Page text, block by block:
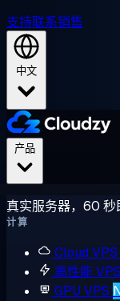
支持联系销售
中文
真实服务器，60 秒
计算
Cloud VPS
高性能 VPS
GPU VPS